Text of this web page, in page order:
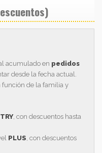
acumulado en pedidos
desde la fecha actual.
función de la familia y
, con descuentos hasta
PLUS , con descuentos